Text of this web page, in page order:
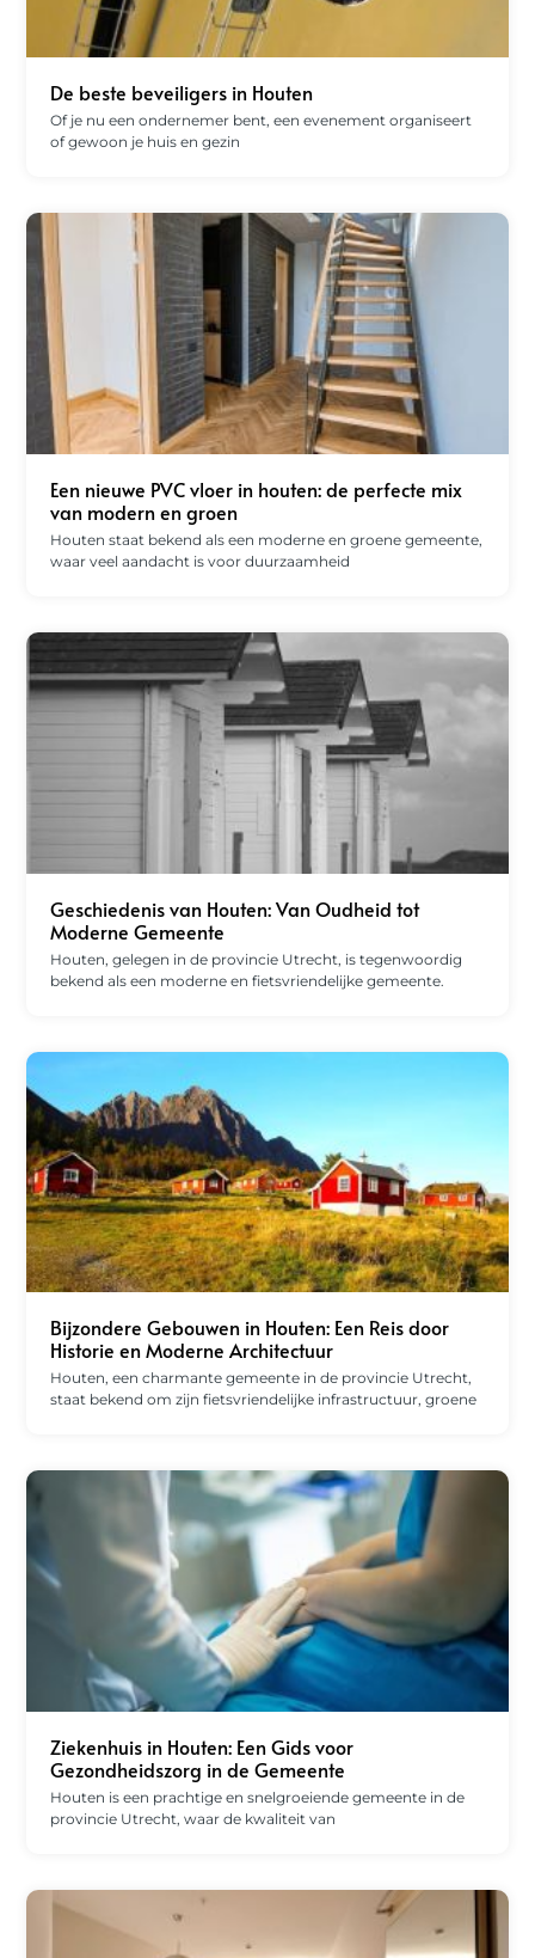
De beste beveiligers in Houten
Of je nu een ondernemer bent, een evenement organiseert
of gewoon je huis en gezin
Een nieuwe PVC vloer in houten: de perfecte mix
van modern en groen
Houten staat bekend als een moderne en groene gemeente,
waar veel aandacht is voor duurzaamheid
Geschiedenis van Houten: Van Oudheid tot
Moderne Gemeente
Houten, gelegen in de provincie Utrecht, is tegenwoordig
bekend als een moderne en fietsvriendelijke gemeente.
Bijzondere Gebouwen in Houten: Een Reis door
Historie en Moderne Architectuur
Houten, een charmante gemeente in de provincie Utrecht,
staat bekend om zijn fietsvriendelijke infrastructuur, groene
Ziekenhuis in Houten: Een Gids voor
Gezondheidszorg in de Gemeente
Houten is een prachtige en snelgroeiende gemeente in de
provincie Utrecht, waar de kwaliteit van